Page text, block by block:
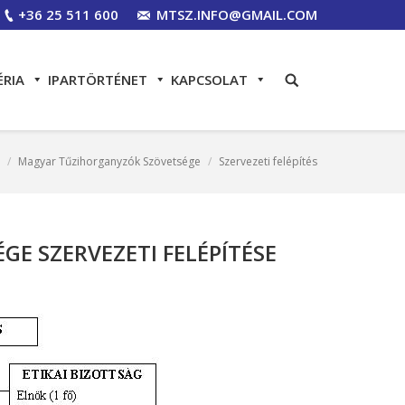
+36 25 511 600 MTSZ.INFO@GMAIL.COM
IPARTÖRTÉNET KAPCSOLAT
Magyar Tűzihorganyzók Szövetsége Szervezeti felépítés
SZERVEZETI FELÉPÍTÉSE